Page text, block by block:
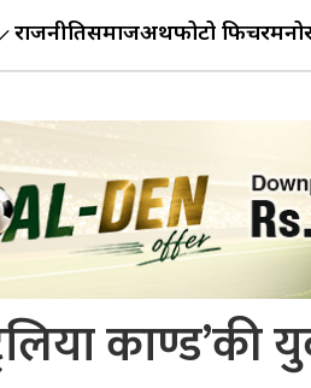
राजनीतिसमाजअर्थफोटो फिचर